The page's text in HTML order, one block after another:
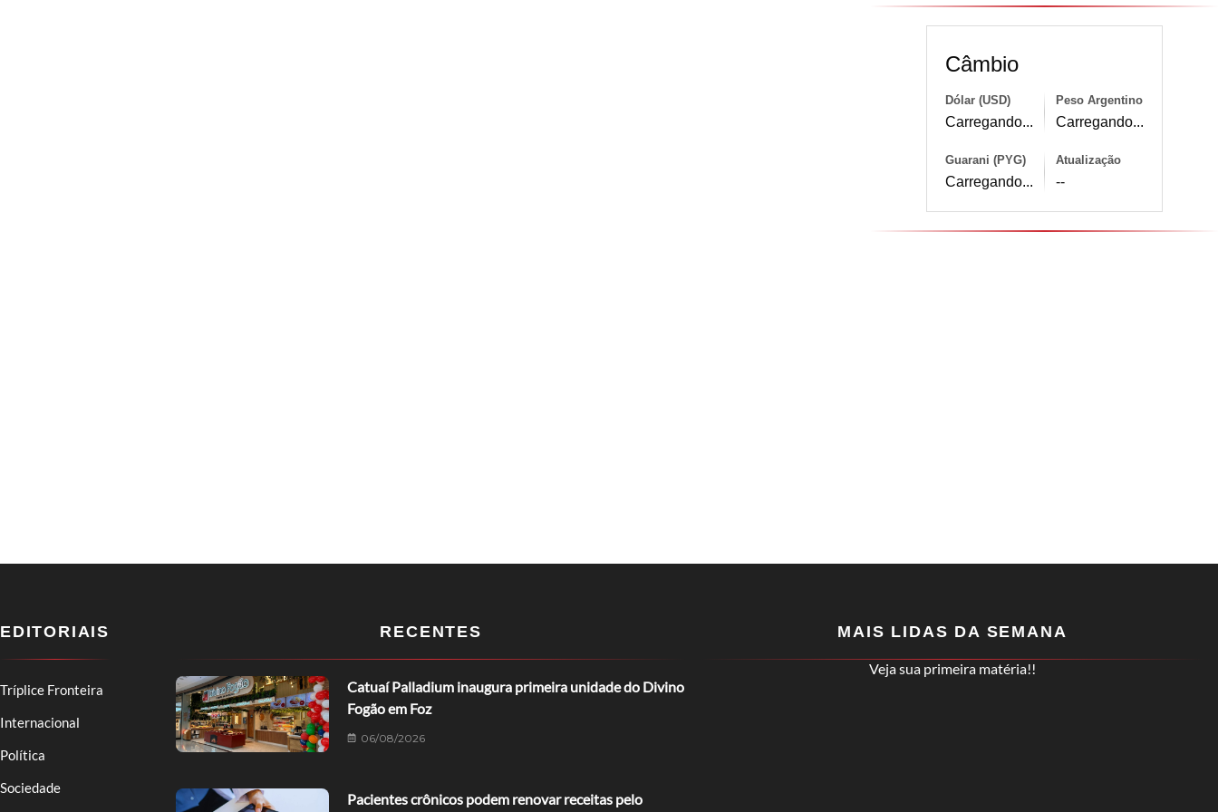
Câmbio
Dólar (USD)
Carregando...
Peso Argentino
Carregando...
Guarani (PYG)
Carregando...
Atualização
--
EDITORIAIS
Tríplice Fronteira
Internacional
Política
Sociedade
RECENTES
Catuaí Palladium inaugura primeira unidade do Divino
Fogão em Foz
06/08/2026
Pacientes crônicos podem renovar receitas pelo
MAIS LIDAS DA SEMANA
Veja sua primeira matéria!!